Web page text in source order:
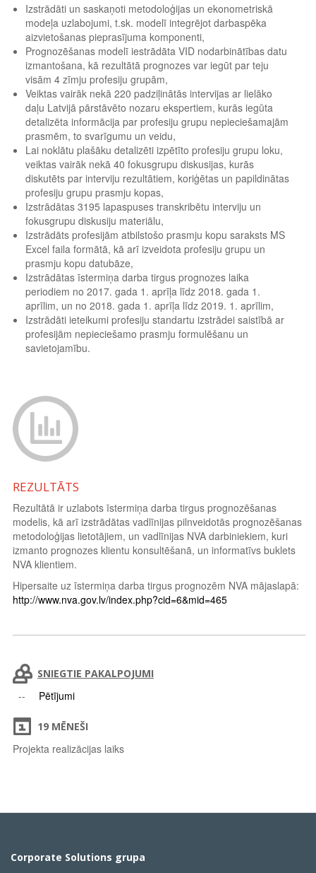
Izstrādāti un saskaņoti metodoloģijas un ekonometriskā
modeļa uzlabojumi, t.sk. modelī integrējot darbaspēka
aizvietošanas pieprasījuma komponenti,
Prognozēšanas modelī iestrādāta VID nodarbinātības datu
izmantošana, kā rezultātā prognozes var iegūt par teju
visām 4 zīmju profesiju grupām,
Veiktas vairāk nekā 220 padziļinātās intervijas ar lielāko
daļu Latvijā pārstāvēto nozaru ekspertiem, kurās iegūta
detalizēta informācija par profesiju grupu nepieciešamajām
prasmēm, to svarīgumu un veidu,
Lai noklātu plašāku detalizēti izpētīto profesiju grupu loku,
veiktas vairāk nekā 40 fokusgrupu diskusijas, kurās
diskutēts par interviju rezultātiem, koriģētas un papildinātas
profesiju grupu prasmju kopas,
Izstrādātas 3195 lapaspuses transkribētu interviju un
fokusgrupu diskusiju materiālu,
Izstrādāts profesijām atbilstošo prasmju kopu saraksts MS
Excel faila formātā, kā arī izveidota profesiju grupu un
prasmju kopu datubāze,
Izstrādātas īstermiņa darba tirgus prognozes laika
periodiem no 2017. gada 1. aprīļa līdz 2018. gada 1.
aprīlim, un no 2018. gada 1. aprīļa līdz 2019. 1. aprīlim,
Izstrādāti ieteikumi profesiju standartu izstrādei saistībā ar
profesijām nepieciešamo prasmju formulēšanu un
savietojamību.
REZULTĀTS
Rezultātā ir uzlabots īstermiņa darba tirgus prognozēšanas
modelis, kā arī izstrādātas vadlīnijas pilnveidotās prognozēšanas
metodoloģijas lietotājiem, un vadlīnijas NVA darbiniekiem, kuri
izmanto prognozes klientu konsultēšanā, un informatīvs buklets
NVA klientiem.
Hipersaite uz īstermiņa darba tirgus prognozēm NVA mājaslapā:
http://www.nva.gov.lv/index.php?cid=6&mid=465
SNIEGTIE PAKALPOJUMI
Pētījumi
19 MĒNEŠI
Projekta realizācijas laiks
Corporate Solutions grupa